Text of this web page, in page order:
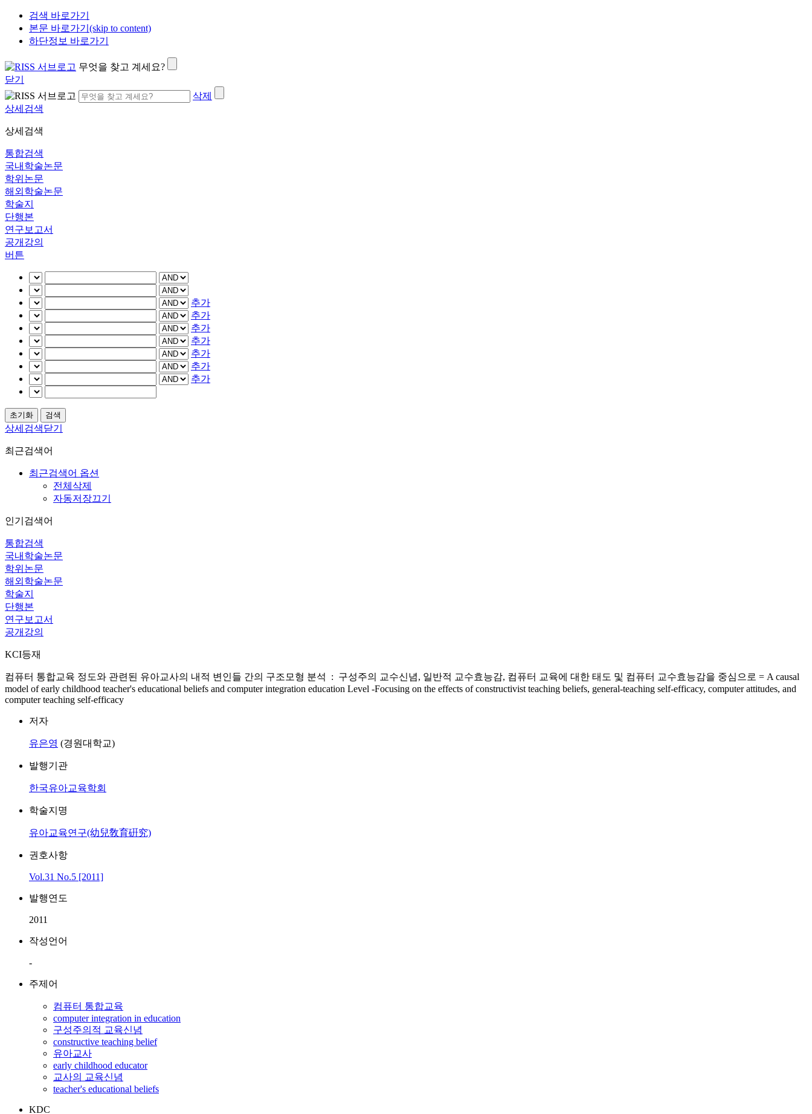
검색 바로가기
본문 바로가기(skip to content)
하단정보 바로가기
무엇을 찾고 계세요?
닫기
삭제
상세검색
상세검색
통합검색
국내학술논문
학위논문
해외학술논문
학술지
단행본
연구보고서
공개강의
버튼
추가
추가
추가
추가
추가
추가
추가
상세검색닫기
최근검색어
최근검색어 옵션
전체삭제
자동저장끄기
인기검색어
통합검색
국내학술논문
학위논문
해외학술논문
학술지
단행본
연구보고서
공개강의
KCI등재
컴퓨터 통합교육 정도와 관련된 유아교사의 내적 변인들 간의 구조모형 분석 : 구성주의 교수신념, 일반적 교수효능감, 컴퓨터 교육에 대한 태도 및 컴퓨터 교수효능감을 중심으로 = A causal
model of early childhood teacher's educational beliefs and computer integration education Level -Focusing on the effects of constructivist teaching beliefs, general-teaching self-efficacy, computer attitudes, and
computer teaching self-efficacy
저자
유은영 (경원대학교)
발행기관
한국유아교육학회
학술지명
유아교육연구(幼兒敎育硏究)
권호사항
Vol.31 No.5 [2011]
발행연도
2011
작성언어
-
주제어
컴퓨터 통합교육
computer integration in education
구성주의적 교육신념
constructive teaching belief
유아교사
early childhood educator
교사의 교육신념
teacher's educational beliefs
KDC